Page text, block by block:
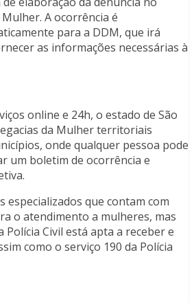
A ocorrência é
para a DDM, que irá
as informações necessárias à
online e 24h, o estado de São
da Mulher territoriais
onde qualquer pessoa pode
um boletim de ocorrência e
especializados que contam com
o atendimento a mulheres, mas
Polícia Civil está apta a receber e
como o serviço 190 da Polícia